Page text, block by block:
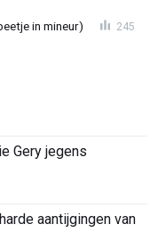
in mineur) 245
Gery jegens
aantijgingen van